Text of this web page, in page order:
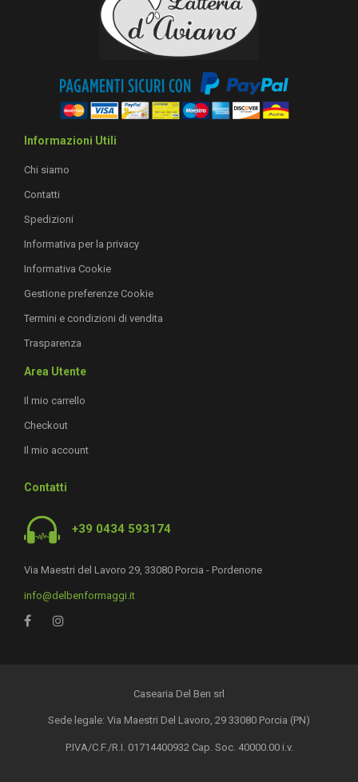
Informazioni Utili
Chi siamo
Contatti
Spedizioni
Informativa per la privacy
Informativa Cookie
Gestione preferenze Cookie
Termini e condizioni di vendita
Trasparenza
Area Utente
Il mio carrello
Checkout
Il mio account
Contatti
+39 0434 593174
Via Maestri del Lavoro 29, 33080 Porcia - Pordenone
info@delbenformaggi.it
Casearia Del Ben srl
Sede legale: Via Maestri Del Lavoro, 29 33080 Porcia (PN)
P.IVA/C.F./R.I. 01714400932 Cap. Soc. 40000.00 i.v.